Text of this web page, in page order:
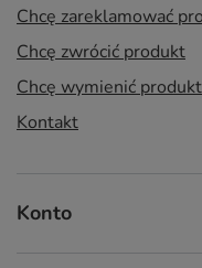
Chcę zareklamować
Chcę zwrócić produkt
Chcę wymienić produkt
Kontakt
Konto